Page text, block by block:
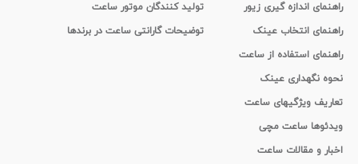
راهنمای اندازه گیری زیور
راهنمای انتخاب عینک
راهنمای استفاده از ساعت
نحوه نگهداری عینک
تعاریف ویژگیهای ساعت
ویدئوها ساعت مچی
اخبار و مقالات ساعت
تولید کنندگان موتور ساعت
توضیحات گارانتی ساعت در برندها